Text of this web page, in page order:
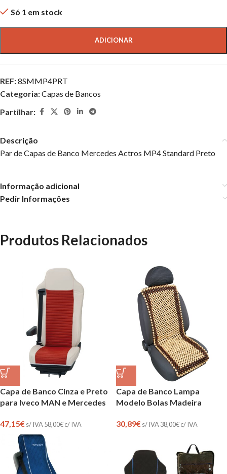
Só 1 em stock
ADICIONAR
REF:8SMMP4PRT
Categoria:Capas de Bancos
Partilhar:
Descrição
Par de Capas de Banco Mercedes Actros MP4 Standard Preto
Informação adicional
Pedir Informações
Produtos Relacionados
Capa de Banco Cinza e Preto
para Iveco MAN e Mercedes
47,15€s/ IVA 58,00€c/ IVA
Capa de Banco Lampa
Modelo Bolas Madeira
30,89€s/ IVA 38,00€c/ IVA